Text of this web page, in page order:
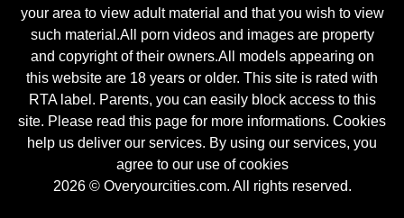
your area to view adult material and that you wish to view
such material.All porn videos and images are property
and copyright of their owners.All models appearing on
this website are 18 years or older. This site is rated with
RTA label. Parents, you can easily block access to this
site. Please read this page for more informations. Cookies
help us deliver our services. By using our services, you
agree to our use of cookies
2026 © Overyourcities.com. All rights reserved.